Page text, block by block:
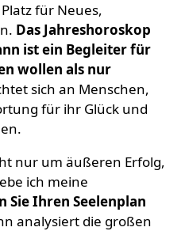
für Neues,
Das Jahreshoroskop
ist ein Begleiter für
wollen als nur
sich an Menschen,
für ihr Glück und
nur um äußeren Erfolg,
ich meine
Sie Ihren Seelenplan
analysiert die großen